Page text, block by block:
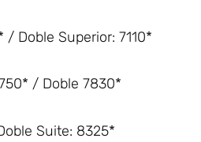
/ Doble Superior: 7110*
/ Doble 7830*
Suite: 8325*